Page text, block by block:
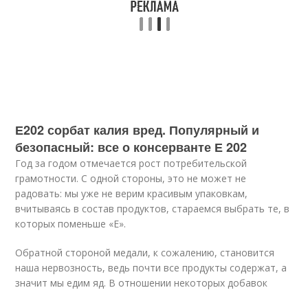
Е202 сорбат калия вред. Популярный и
безопасный: все о консерванте Е 202
Год за годом отмечается рост потребительской
грамотности. С одной стороны, это не может не
радовать: мы уже не верим красивым упаковкам,
вчитываясь в состав продуктов, стараемся выбрать те, в
которых поменьше «E».
Обратной стороной медали, к сожалению, становится
наша нервозность, ведь почти все продукты содержат, а
значит мы едим яд. В отношении некоторых добавок